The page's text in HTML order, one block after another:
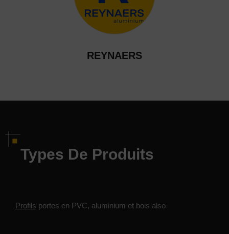
REYNAERS
Types De Produits
Profils portes en PVC, aluminium et bois also